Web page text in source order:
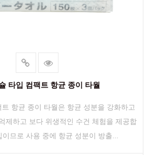
타입 컴팩트 항균 종이 타월
항균 종이 타월은 항균 성분을 강화하고
제하고 보다 위생적인 ​​수건 체험을 제공합
므로 사용 중에 항균 성분이 방출...